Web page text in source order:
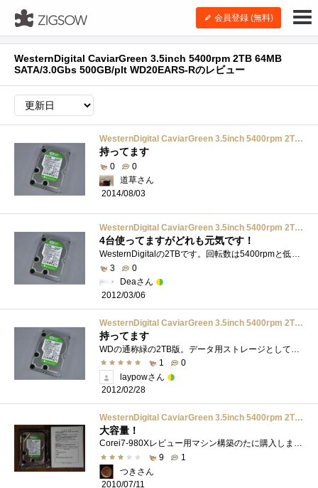
会員登録 (無料)
WesternDigital CaviarGreen 3.5inch 5400rpm 2TB 64MB
SATA/3.0Gbs 500GB/plt WD20EARS-Rのレビュー
WesternDigital CaviarGreen 3.5inch 5400rpm 2TB 64MB SATA/3.0Gbs 500GB/plt WD20EARS-R
持ってます
0
0
道草さん
2014/08/03
WesternDigital CaviarGreen 3.5inch 5400rpm 2TB 64MB SATA/3.0Gbs 500GB/plt WD20EARS-R
4台使ってますがどれも元気です！
WesternDigitalの2TBです。回転数は5400rpmと低いものでありますが、私はわざと低いものを選び使用しています。それは、HDDの温度上昇が抑えられるか�...
3
0
Deaさん
2012/03/06
WesternDigital CaviarGreen 3.5inch 5400rpm 2TB 64MB SATA/3.0Gbs 500GB/plt WD20EARS-R
持ってます
1
0
laypowさん
2012/02/28
WesternDigital CaviarGreen 3.5inch 5400rpm 2TB 64MB SATA/3.0Gbs 500GB/plt WD20EARS-R
大容量！
Corei7-980Xレビュー用マシン構築のたに購入しました。キャッシュの大きさからパフォーマンスを期待して購入しました。現在の用途だと2TBは使い切...
9
1
つきさん
2010/07/11